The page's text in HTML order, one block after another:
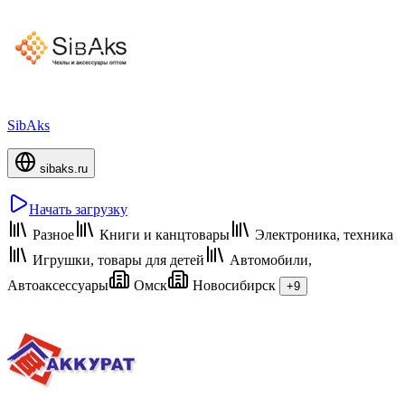
SibAks
sibaks.ru
Начать загрузку
Разное
Книги и канцтовары
Электроника, техника
Игрушки, товары для детей
Автомобили,
Автоаксессуары
Омск Новосибирск +9